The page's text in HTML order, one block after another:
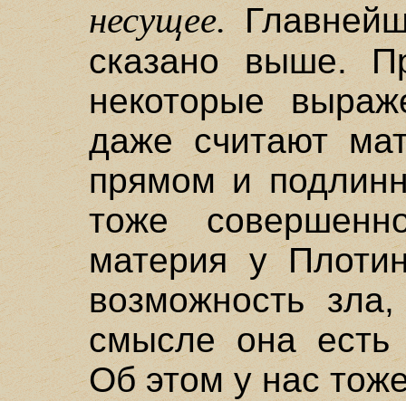
несущее.
сказано выше.
некоторые
даже считают
прямом и
тоже
материя у
возможность
смысле она есть
Об этом у нас